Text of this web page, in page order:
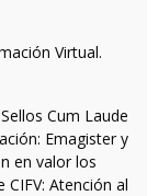
Virtual.
Cum Laude
Emagister y
en valor los
CIFV: Atención al